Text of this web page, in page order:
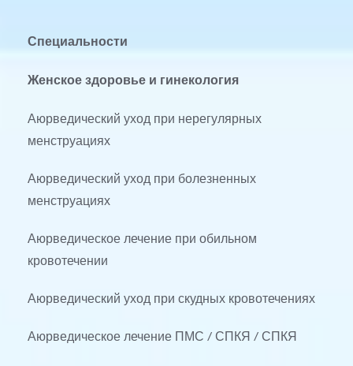
Специальности
Женское здоровье и гинекология
Аюрведический уход при нерегулярных
менструациях
Аюрведический уход при болезненных
менструациях
Аюрведическое лечение при обильном
кровотечении
Аюрведический уход при скудных кровотечениях
Аюрведическое лечение ПМС / СПКЯ / СПКЯ